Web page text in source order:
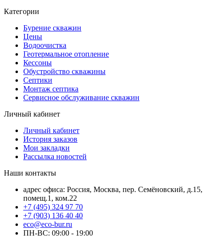
Категории
Бурение скважин
Цены
Водоочистка
Геотермальное отопление
Кессоны
Обустройство скважины
Септики
Монтаж септика
Сервисное обслуживание скважин
Личный кабинет
Личный кабинет
История заказов
Мои закладки
Рассылка новостей
Наши контакты
адрес офиса: Россия, Москва, пер. Семёновский, д.15,
помещ.1, ком.22
+7 (495) 324 97 70
+7 (903) 136 40 40
eco@eco-bur.ru
ПН-ВС: 09:00 - 19:00